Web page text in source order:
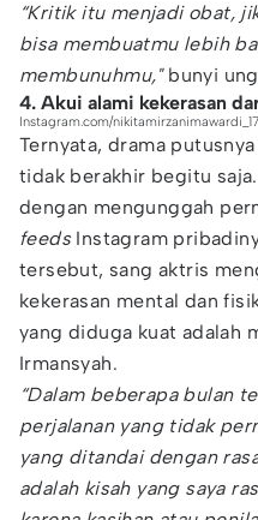
“Kritik itu menjadi obat,
bisa membuatmu lebih
membunuhmu," bunyi
4. Akui alami kekerasan
Instagram.com/
Ternyata, drama
tidak berakhir begitu
dengan mengunggah
feedsInstagram
tersebut, sang aktris
kekerasan mental dan
yang diduga kuat adalah
Irmansyah.
“Dalam beberapa bulan
perjalanan yang tidak
yang ditandai dengan
adalah kisah yang saya